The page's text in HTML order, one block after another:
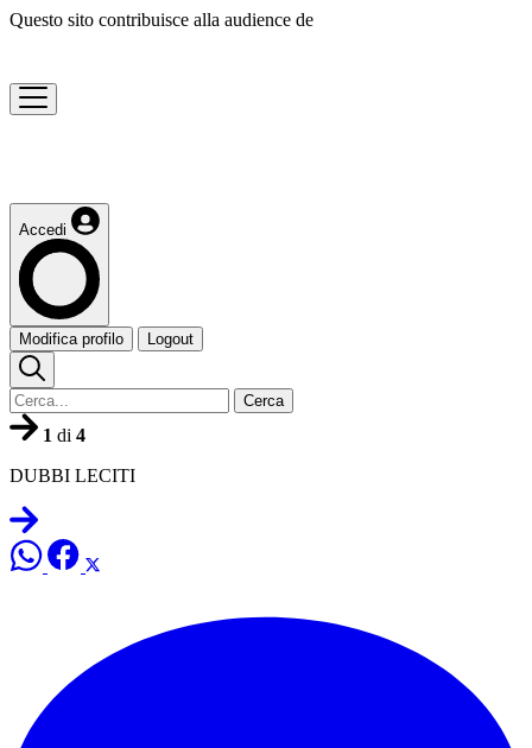
Questo sito contribuisce alla audience de
Accedi
Modifica profilo Logout
Cerca
1 di 4
DUBBI LECITI